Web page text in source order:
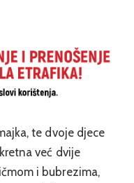
te dvoje djece
već dvije
i bubrezima,